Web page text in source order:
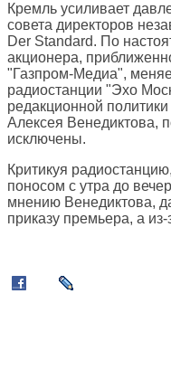
Кремль усиливает
совета директоров
Der Standard. По
акционера,
"Газпром-Медиа",
радиостанции "Эхо
редакционной
Алексея Венедиктова,
исключены.
Критикуя
поносом с утра до
мнению Венедиктова,
приказу премьера, а